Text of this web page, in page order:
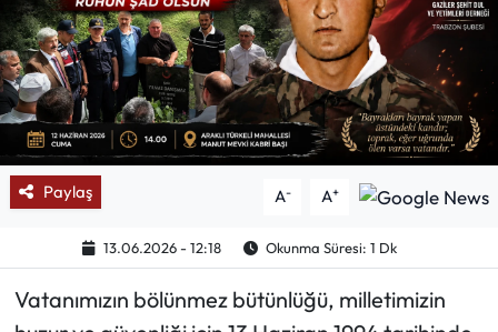
Paylaş A- A+
13.06.2026 - 12:18 Okunma Süresi: 1 Dk
Vatanımızın bölünmez bütünlüğü, milletimizin
Köşe Yazıları
Karikatür Galeri
BIK
ASTROLOJİ
Spor Yazıları
Mektup Galeri